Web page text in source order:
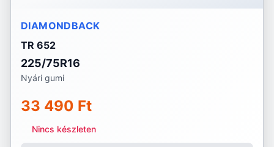
DIAMONDBACK
TR 652
225/75R16
Nyári gumi
33 490 Ft
Nincs készleten